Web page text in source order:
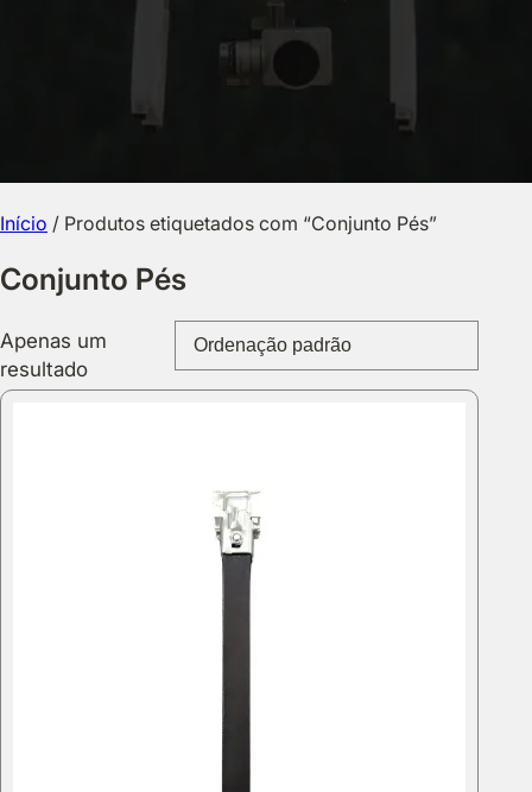
Início / Produtos etiquetados com “Conjunto Pés”
Conjunto Pés
Apenas um
resultado